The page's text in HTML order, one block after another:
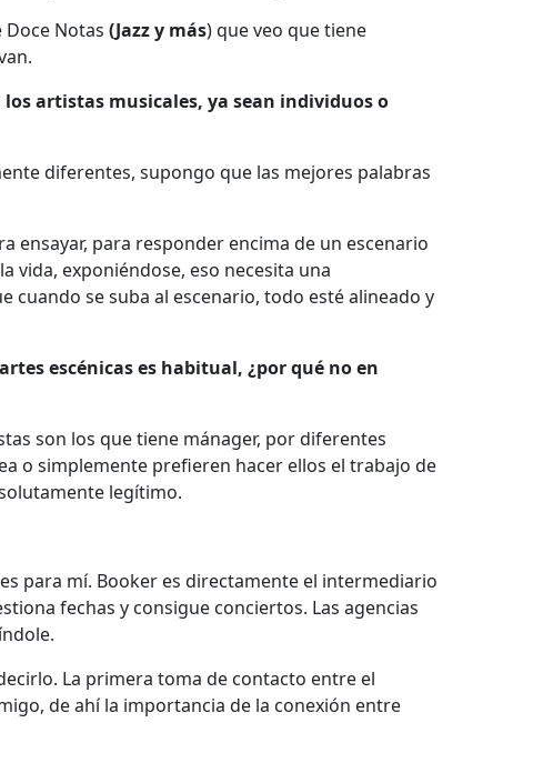
Notas (Jazz y más) que veo que tiene
artistas musicales, ya sean individuos o
diferentes, supongo que las mejores palabras
ensayar, para responder encima de un escenario
vida, exponiéndose, eso necesita una
cuando se suba al escenario, todo esté alineado y
escénicas es habitual, ¿por qué no en
son los que tiene mánager, por diferentes
o simplemente prefieren hacer ellos el trabajo de
legítimo.
para mí. Booker es directamente el intermediario
fechas y consigue conciertos. Las agencias
La primera toma de contacto entre el
de ahí la importancia de la conexión entre